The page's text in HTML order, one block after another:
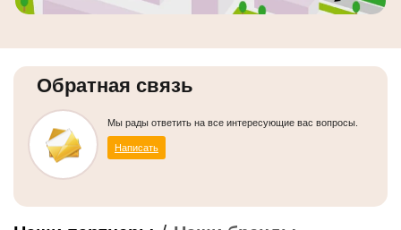
Обратная связь
Мы рады ответить на все интересующие вас вопросы.
Написать